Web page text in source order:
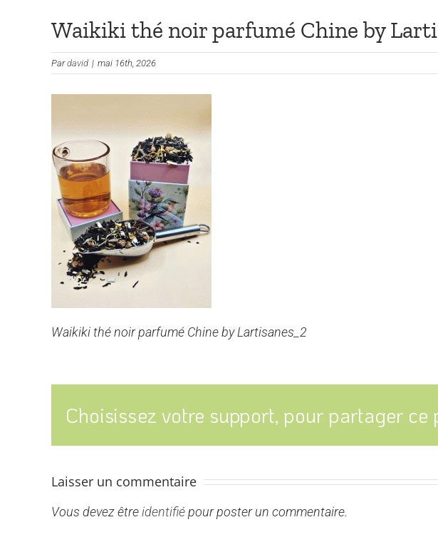
Waikiki thé noir parfumé Chine by
Pardavid | mai 16th, 2026
Waikiki thé noir parfumé Chine by Lartisanes_2
Choisissez votre support, pour partager ce
Laisser un commentaire
Vous devez êtreidentifiépour poster un commentaire.